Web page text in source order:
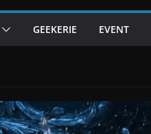
GEEKERIE EVENT